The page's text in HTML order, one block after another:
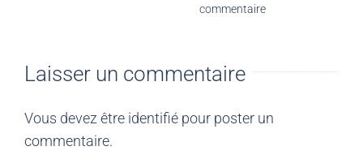
commentaire
Laisser un commentaire
Vous devez être identifié pour poster un
commentaire.